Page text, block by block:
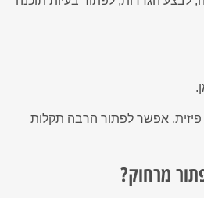
פיזית, אפשר לפתור הרבה תקלות
מרחוק?